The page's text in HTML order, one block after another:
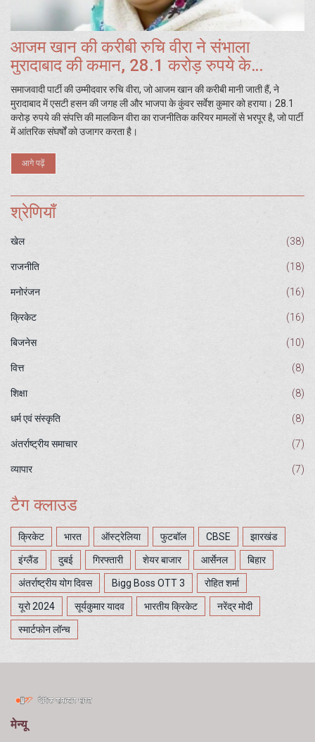
आजम खान की करीबी रुचि वीरा ने संभाला
मुरादाबाद की कमान, 28.1 करोड़ रुपये के
साम्राज्य की मालकिन
समाजवादी पार्टी की उम्मीदवार रुचि वीरा, जो आजम खान की करीबी मानी जाती हैं, ने
मुरादाबाद में एसटी हसन की जगह ली और भाजपा के कुंवर सर्वेश कुमार को हराया। 28.1
करोड़ रुपये की संपत्ति की मालकिन वीरा का राजनीतिक करियर मामलों से भरपूर है, जो पार्टी
में आंतरिक संघर्षों को उजागर करता है।
आगे पढ़ें
श्रेणियाँ
खेल (38)
राजनीति (18)
मनोरंजन (16)
क्रिकेट (16)
बिजनेस (10)
वित्त (8)
शिक्षा (8)
धर्म एवं संस्कृति (8)
अंतर्राष्ट्रीय समाचार (7)
व्यापार (7)
टैग क्लाउड
क्रिकेट भारत ऑस्ट्रेलिया फुटबॉल CBSE झारखंड
इंग्लैंड दुबई गिरफ्तारी शेयर बाजार आर्सेनल बिहार
अंतर्राष्ट्रीय योग दिवस Bigg Boss OTT 3 रोहित शर्मा
यूरो 2024 सूर्यकुमार यादव भारतीय क्रिकेट नरेंद्र मोदी
स्मार्टफोन लॉन्च
मेन्यू